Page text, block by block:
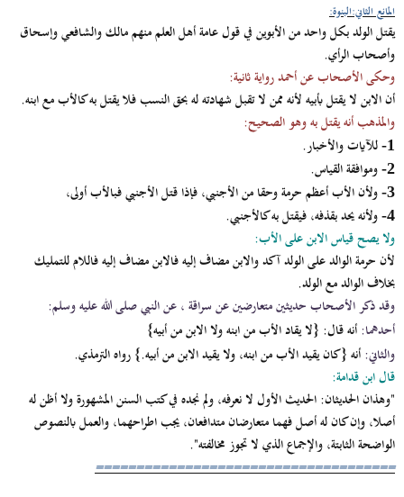
المانع الثاني:البنوة:
يقتل الولد بكل واحد من الأبوين في قول عامة أهل العلم منهم مالك والشافعي وإسحاق
وأصحاب الرأي.
وحكى الأصحاب عن أحمد رواية ثانية:
أن الابن لا يقتل بأبيه لأنه ممن لا تقبل شهادته له بحق النسب فلا يقتل به كالأب مع ابنه.
والمذهب أنه يقتل به وهو الصحيح:
1- للآيات والأخبار.
2- وموافقة القياس.
3- ولأن الأب أعظم حرمة وحقا من الأجنبي، فإذا قتل الأجنبي فبالأب أولى،
4- ولأنه يحد بقذفه، فيقتل به كالأجنبي.
ولا يصح قياس الابن على الأب:
لأن حرمة الوالد على الولد آكد والابن مضاف إليه فالابن مضاف إليه فاللام للتمليك
بخلاف الوالد مع الولد.
وقد ذكر الأصحاب حديثين متعارضين عن سراقة ، عن النبي صلى الله عليه وسلم:
أحدهما:أنه قال: {لا يقاد الأب من ابنه ولا الابن من أبيه}
والثاني:أنه{كان يقيد الأب من ابنه، ولا يقيد الابن من أبيه.}رواه الترمذي.
قال ابن قدامة:
"وهذان الحديثان: الحديث الأول لا نعرفه، ولم نجده في كتب السنن المشهورة ولا أظن له
أصلا، وإن كان له أصل فهما متعارضان متدافعان، يجب اطراحهما، والعمل بالنصوص
الواضحة الثابتة، والإجماع الذي لا تجوز مخالفته".
=====================================